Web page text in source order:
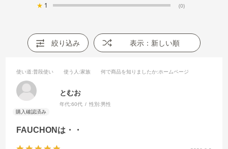
★ 1 (0)
絞り込み 表示：新しい順
FAUCHONは・・
使い道:普段使い 使う人 :家族 何で商品を知りましたか:ホームページ
とむお
年代:60代 性別:男性